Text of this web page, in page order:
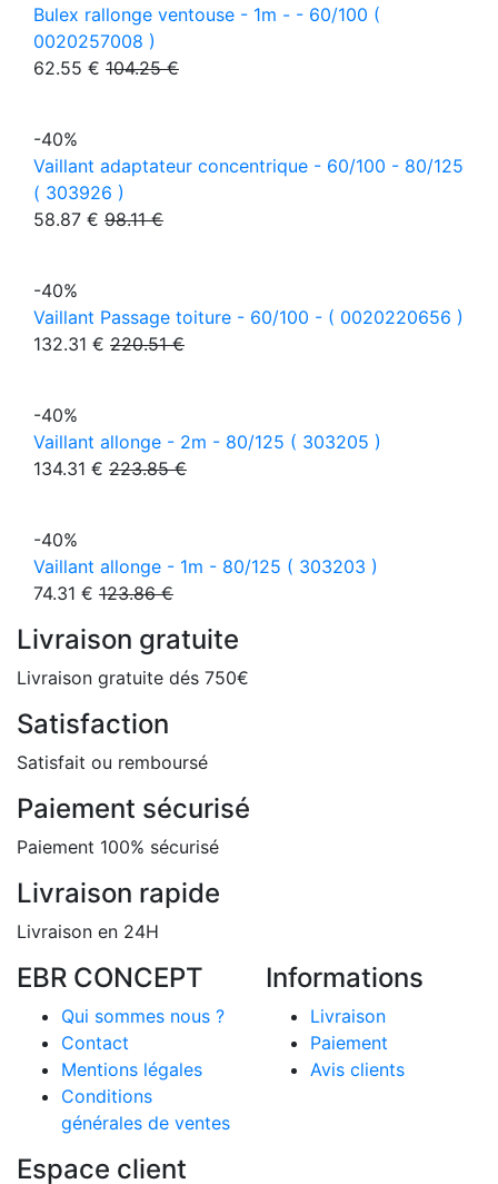
Bulex rallonge ventouse - 1m - - 60/100 (
0020257008 )
62.55 € 104.25 €
-40%
Vaillant adaptateur concentrique - 60/100 - 80/125
( 303926 )
58.87 € 98.11 €
-40%
Vaillant Passage toiture - 60/100 - ( 0020220656 )
132.31 € 220.51 €
-40%
Vaillant allonge - 2m - 80/125 ( 303205 )
134.31 € 223.85 €
-40%
Vaillant allonge - 1m - 80/125 ( 303203 )
74.31 € 123.86 €
Livraison gratuite
Livraison gratuite dés 750€
Satisfaction
Satisfait ou remboursé
Paiement sécurisé
Paiement 100% sécurisé
Livraison rapide
Livraison en 24H
EBR CONCEPT
Qui sommes nous ?
Contact
Mentions légales
Conditions
générales de ventes
Informations
Livraison
Paiement
Avis clients
Espace client